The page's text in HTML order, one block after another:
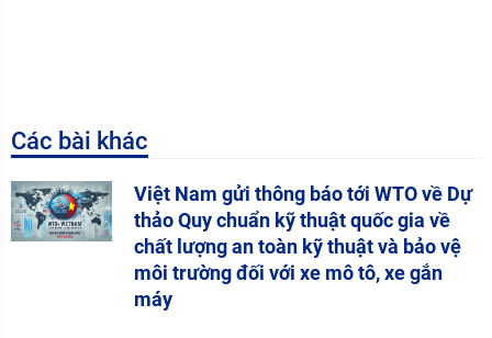
Các bài khác
Việt Nam gửi thông báo tới WTO về Dự
thảo Quy chuẩn kỹ thuật quốc gia về
chất lượng an toàn kỹ thuật và bảo vệ
môi trường đối với xe mô tô, xe gắn
máy